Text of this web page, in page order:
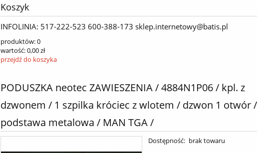
Koszyk
INFOLINIA: 517-222-523 600-388-173 sklep.internetowy@batis.pl
produktów:0
wartość:0,00 zł
przejdź do koszyka
PODUSZKA neotec ZAWIESZENIA / 4884N1P06 / kpl. z
dzwonem / 1 szpilka króciec z wlotem / dzwon 1 otwór /
podstawa metalowa / MAN TGA /
Dostępność: brak towaru